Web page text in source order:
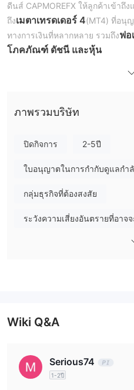
ดีนส์ CAPMOREFX ให้ลูกค้าเข้า
ถึงเมตาเทรดเดอร์ 4(MT4) ที่อนุ
ทางการเงินที่หลากหลาย รวมถึงฟอ
โภคภัณฑ์ ดัชนี และหุ้น
เขาวิเคราะห์ตลาดและทำการตัด
CAPMOREFXคัดลอกการค้า
ต้องทำการวิเคราะห์ด้วยตนเอง ร
ความสำเร็จเพื่อติดตาม
ในแง่ของการสนับสนุนลูกค้า
. ทีมส
CAPMOREFXจดทะเบียนในเซนต์
หมายความว่า CAPMOREFX ดำเ
กฎระเบียบใด ๆ เป็นพิเศษ แม้ว่าจ
ภาพรวมบริษัท
ปิดกิจการ 2-5ปี
ใบอนุญาตในการกำกับดูแลกำ
กลุ่มธุรกิจที่ต้องสงสัย
ระวังความเสี่ยงอันตรายที่อาจ
Wiki Q&A
Serious74
1-2ปี